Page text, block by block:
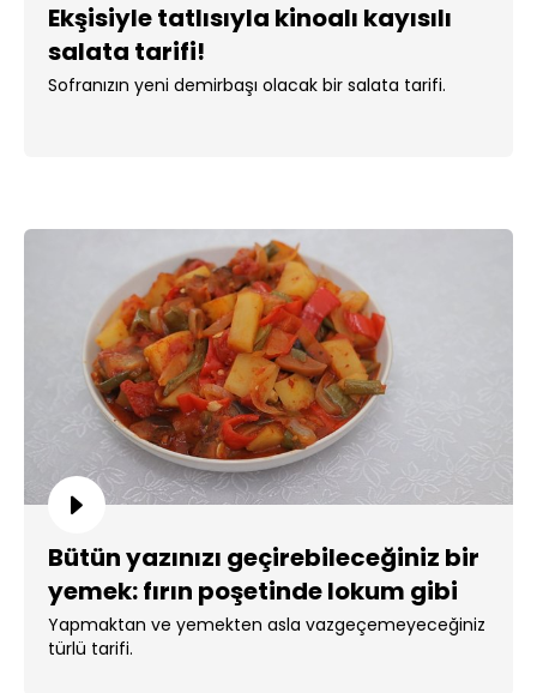
Ekşisiyle tatlısıyla kinoalı kayısılı
salata tarifi!
Sofranızın yeni demirbaşı olacak bir salata tarifi.
Bütün yazınızı geçirebileceğiniz bir
yemek: fırın poşetinde lokum gibi
türlü!
Yapmaktan ve yemekten asla vazgeçemeyeceğiniz
türlü tarifi.